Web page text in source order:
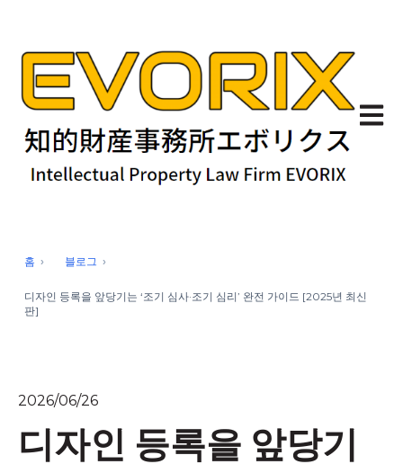
기본
홈 블로그
디자인 등록을 앞당기는 ‘조기 심사·조기 심리’ 완전 가이드 [2025년 최신
판]
2026/06/26
디자인 등록을 앞당기